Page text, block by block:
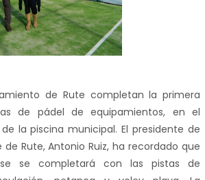
de Rute completan la primera
de pádel de equipamientos, en el
la piscina municipal. El presidente de
Rute, Antonio Ruiz, ha recordado que
se completará con las pistas de